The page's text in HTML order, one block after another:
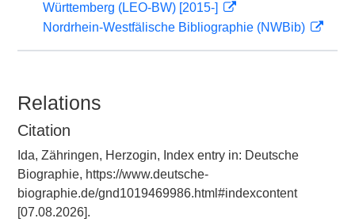
Württemberg (LEO-BW) [2015-]
Nordrhein-Westfälische Bibliographie (NWBib)
Relations
Citation
Ida, Zähringen, Herzogin, Index entry in: Deutsche
Biographie, https://www.deutsche-
biographie.de/gnd1019469986.html#indexcontent
[07.08.2026].